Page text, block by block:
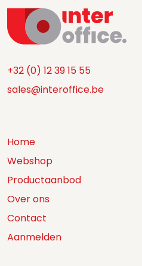
+32 (0) 12 39 15 55
sales@interoffice.be
Home
Webshop
Productaanbod
Over ons
Contact
Aanmelden